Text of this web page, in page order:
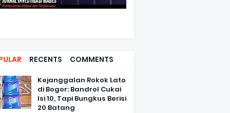
RECENTS COMMENTS
Kejanggalan Rokok Lato
di Bogor: Bandrol Cukai
Isi 10, Tapi Bungkus Berisi
20 Batang